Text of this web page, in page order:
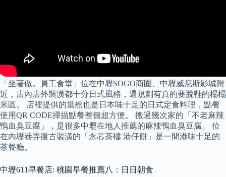
「坐著做。員工食堂」位在中壢SOGO商圈、中壢威尼斯影城附
近，店內店外裝潢都十分日式風格，還規劃有真的要脫鞋的榻榻
米區。 店裡提供的當然也是日本味十足的日式定食料理，點餐
使用QR CODE掃描點餐整個超方便。 搬過幾次家的「不老麻辣
鴨血臭豆腐」，是很多中壢在地人推薦的麻辣鴨血臭豆腐。 位
在內壢巷弄復古裝潢的「永芯茶檔 港仔餅」是一間港味十足的
茶餐廳。
中壢611早餐店: 桃園早餐推薦八：日日朝食